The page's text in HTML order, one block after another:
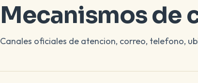
Mecanismos de
Canales oficiales de atencion, correo, telefono,